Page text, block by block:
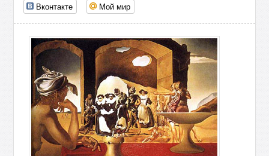
Вконтакте Мой мир